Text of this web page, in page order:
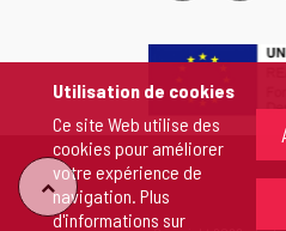
Utilisation de cookies
Ce site Web utilise des
cookies pour améliorer
votre expérience de
navigation. Plus
d'informations sur
enlace
abrirá
una
ventana
nueva.
enlace
abrirá
"Retour